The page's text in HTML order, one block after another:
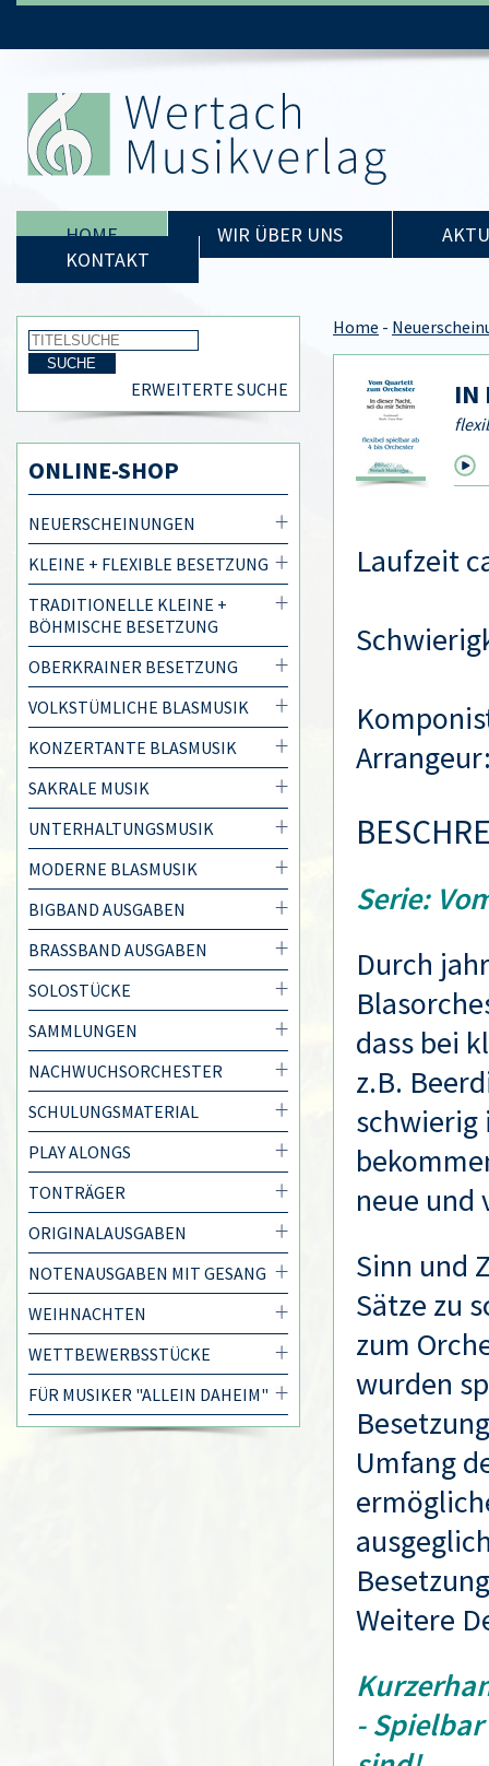
HOME WIR ÜBER UNS
KONTAKT
ERWEITERTE SUCHE
ONLINE-SHOP
NEUERSCHEINUNGEN
KLEINE + FLEXIBLE BESETZUNG
TRADITIONELLE KLEINE +
BÖHMISCHE BESETZUNG
OBERKRAINER BESETZUNG
VOLKSTÜMLICHE BLASMUSIK
KONZERTANTE BLASMUSIK
SAKRALE MUSIK
UNTERHALTUNGSMUSIK
MODERNE BLASMUSIK
BIGBAND AUSGABEN
BRASSBAND AUSGABEN
SOLOSTÜCKE
SAMMLUNGEN
NACHWUCHSORCHESTER
SCHULUNGSMATERIAL
PLAY ALONGS
TONTRÄGER
ORIGINALAUSGABEN
NOTENAUSGABEN MIT GESANG
WEIHNACHTEN
WETTBEWERBSSTÜCKE
FÜR MUSIKER "ALLEIN DAHEIM"
Home -
IN
Laufzeit
Serie:
Durch
dass bei
z.B.
schwierig
neue und
Sinn und
Sätze zu
zum
wurden
Umfang
Weitere
-